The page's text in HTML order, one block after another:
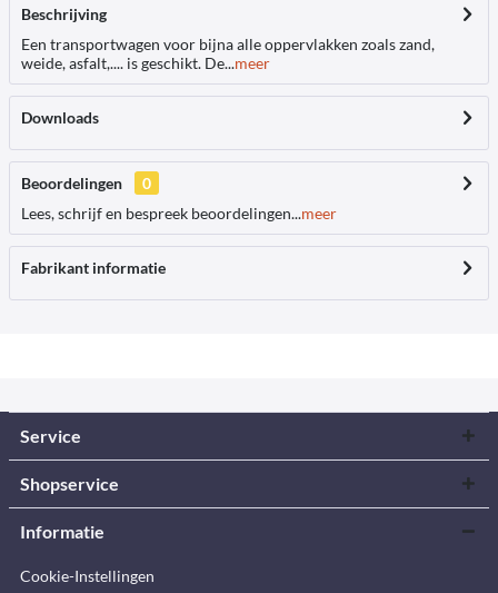
Beschrijving
Een transportwagen voor bijna alle oppervlakken zoals zand,
weide, asfalt,.... is geschikt. De...meer
Downloads
Beoordelingen
0
Lees, schrijf en bespreek beoordelingen...meer
Fabrikant informatie
Service
Shopservice
Informatie
Cookie-Instellingen